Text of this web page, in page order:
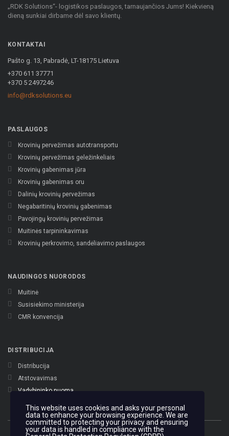
„RDK Solutions“- logistikos paslaugos, tarnaujančios Jums! Kiekvieną
dieną sunkiai dirbame dėl savo klientų.
KONTAKTAI
Pašto g. 13, Pabradė, LT-18175 Lietuva
+370 611 37771
+370 5 2497246
info@rdksolutions.eu
PASLAUGOS
Krovinių pervežimas autotransportu
Krovinių pervežimas geležinkeliais
Krovinių gabenimas jūra
Krovinių gabenimas oru
Dalinių krovinių pervežimas
Negabaritinių krovinių gabenimas
Pavojingų krovinių pervežimas
Muitinės tarpininkavimas
Krovinių perkrovimo, sandėliavimo paslaugos
NAUDINGOS NUORODOS
Muitinė
Susisiekimo ministerija
CMR konvencija
DISTRIBUCIJA
Distribucija
Atstovavimas
Vadybininko nuoma
This website uses cookies and asks your personal
data to enhance your browsing experience. We are
committed to protecting your privacy and ensuring
your data is handled in compliance with the